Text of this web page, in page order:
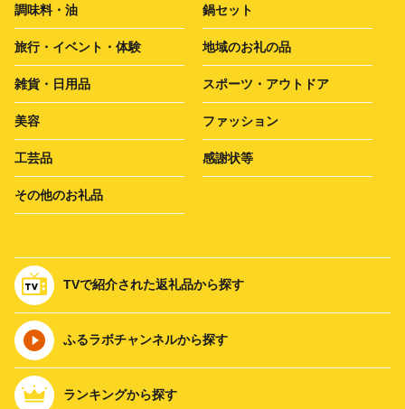
調味料・油 鍋セット
旅行・イベント・体験 地域のお礼の品
雑貨・日用品 スポーツ・アウトドア
美容 ファッション
工芸品 感謝状等
その他のお礼品
TVで紹介された返礼品から探す
ふるラボチャンネルから探す
ランキングから探す